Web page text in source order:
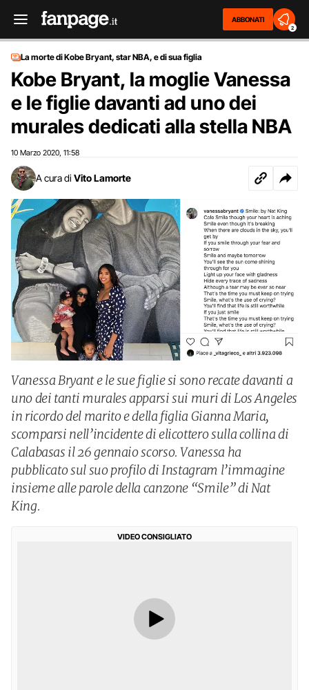
ABBONATI
2
La morte di Kobe Bryant, star NBA, e di sua figlia
Kobe Bryant, la moglie Vanessa
e le figlie davanti ad uno dei
murales dedicati alla stella NBA
10 Marzo 2020 11:58
A cura di Vito Lamorte
Vanessa Bryant e le sue figlie si sono recate davanti a
uno dei tanti murales apparsi sui muri di Los Angeles
in ricordo del marito e della figlia Gianna Maria,
scomparsi nell’incidente di elicottero sulla collina di
Calabasas il 26 gennaio scorso. Vanessa ha
pubblicato sul suo profilo di Instagram l’immagine
insieme alle parole della canzone “Smile” di Nat
King.
VIDEO CONSIGLIATO